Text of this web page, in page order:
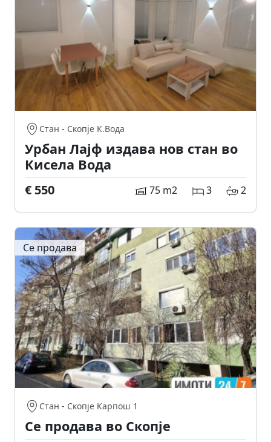
Стан - Скопје К.Вода
Урбан Лајф издава нов стан во
Кисела Вода
€ 550 75 m2 3 2
Се продава
Стан - Скопје Карпош 1
Се продава во Скопје